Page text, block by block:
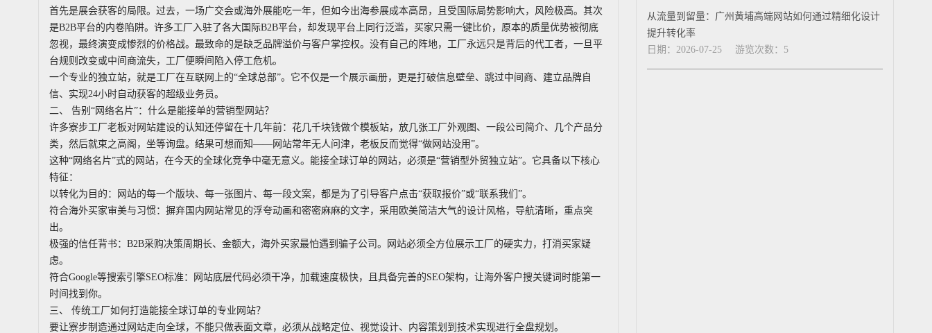
首先是展会获客的局限。过去，一场广交会或海外展能吃一年，但如今出海参展成本高昂，且受国际局势影响大，风险极高。其次
是B2B平台的内卷陷阱。许多工厂入驻了各大国际B2B平台，却发现平台上同行泛滥，买家只需一键比价，原本的质量优势被彻底
忽视，最终演变成惨烈的价格战。最致命的是缺乏品牌溢价与客户掌控权。没有自己的阵地，工厂永远只是背后的代工者，一旦平
台规则改变或中间商流失，工厂便瞬间陷入停工危机。
一个专业的独立站，就是工厂在互联网上的“全球总部”。它不仅是一个展示画册，更是打破信息壁垒、跳过中间商、建立品牌自
信、实现24小时自动获客的超级业务员。
二、 告别“网络名片”：什么是能接单的营销型网站？
许多寮步工厂老板对网站建设的认知还停留在十几年前：花几千块钱做个模板站，放几张工厂外观图、一段公司简介、几个产品分
类，然后就束之高阁，坐等询盘。结果可想而知——网站常年无人问津，老板反而觉得“做网站没用”。
这种“网络名片”式的网站，在今天的全球化竞争中毫无意义。能接全球订单的网站，必须是“营销型外贸独立站”。它具备以下核心
特征：
以转化为目的：网站的每一个版块、每一张图片、每一段文案，都是为了引导客户点击“获取报价”或“联系我们”。
符合海外买家审美与习惯：摒弃国内网站常见的浮夸动画和密密麻麻的文字，采用欧美简洁大气的设计风格，导航清晰，重点突
出。
极强的信任背书：B2B采购决策周期长、金额大，海外买家最怕遇到骗子公司。网站必须全方位展示工厂的硬实力，打消买家疑
虑。
符合Google等搜索引擎SEO标准：网站底层代码必须干净，加载速度极快，且具备完善的SEO架构，让海外客户搜关键词时能第一
时间找到你。
三、 传统工厂如何打造能接全球订单的专业网站？
要让寮步制造通过网站走向全球，不能只做表面文章，必须从战略定位、视觉设计、内容策划到技术实现进行全盘规划。
从流量到留量：广州黄埔高端网站如何通过精细化设计
提升转化率
日期：2026-07-25
游览次数：5